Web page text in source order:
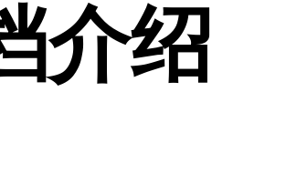
介绍